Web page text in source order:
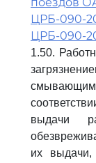
ЦРБ-090-
ЦРБ-090-
1.50.
выдачи
их выдачи,